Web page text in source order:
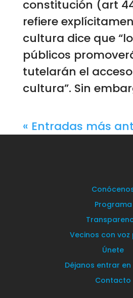
constitución (art
refiere
cultura dice que
públicos
tutelarán el
cultura”. Sin
« Entradas más
Programa
Vecinos con voz
Únete
Déjanos entrar
Contacto